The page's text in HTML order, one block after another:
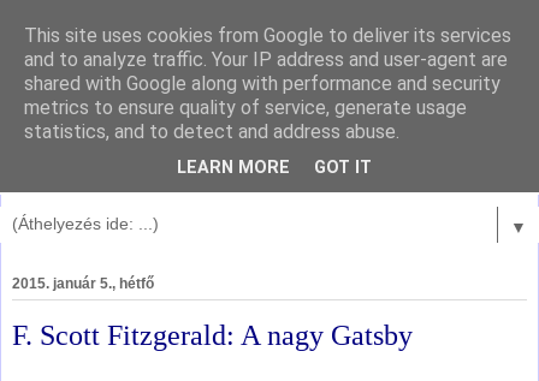
▼
2015. január 5., hétfő
F. Scott Fitzgerald: A nagy Gatsby
This site uses cookies from Google to deliver its services
and to analyze traffic. Your IP address and user-agent are
shared with Google along with performance and security
metrics to ensure quality of service, generate usage
statistics, and to detect and address abuse.
LEARN MORE GOT IT